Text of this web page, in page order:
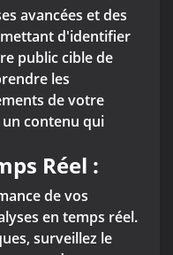
avancées et des
d'identifier
public cible de
les
de votre
contenu qui
Réel :
de vos
en temps réel.
surveillez le